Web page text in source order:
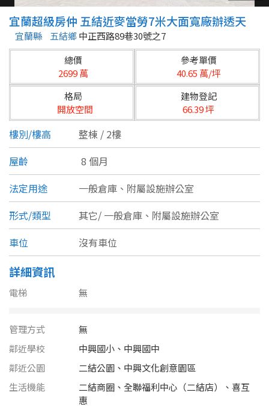
縣市
不限
台北市
基隆市
新北市
宜蘭縣
桃園市
新竹縣
苗栗縣
南投縣
嘉義市
區域
類型(可複選)
不拘 公寓 電梯大樓
別墅 透天厝 樓中樓 華廈
辦公
廠辦
不拘
20~30 坪 30~40 坪
宜蘭超級房仲 五結近麥當勞7米大面寬廠辦透天
宜蘭縣 五結鄉 中正西路89巷30號之7
總價
2699 萬
參考單價
40.65 萬/坪
格局
開放空間
建物登記
66.39 坪
樓別/樓高
整棟 / 2樓
屋齡
8 個月
法定用途
一般倉庫、附屬設施辦公室
形式/類型
其它/ 一般倉庫、附屬設施辦公室
車位
沒有車位
詳細資訊
電梯 無
管理方式
無
鄰近學校
中興國小、中興國中
鄰近公園
二結公園、中興文化創意園區
生活機能
二結商圈、全聯福利中心（二結店）、喜互
惠